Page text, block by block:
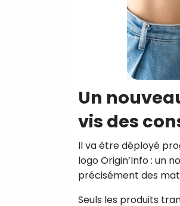
Un
vis des
Il va être déployé
logo Origin’Info : un
précisément des
Seuls les produits